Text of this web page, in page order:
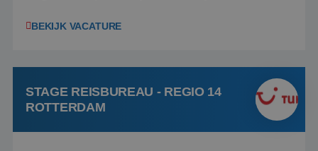
wensen van je team, je klant en wat er in de
klanten te overtuigen om die droomreis te
boeken! ...
BEKIJK VACATURE
STAGE REISBUREAU - REGIO 14
ROTTERDAM